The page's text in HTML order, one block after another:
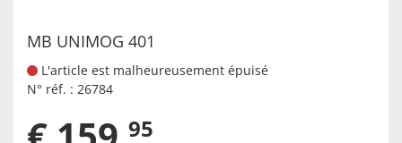
MB UNIMOG 401
L'article est malheureusement épuisé
N° réf. : 26784
95